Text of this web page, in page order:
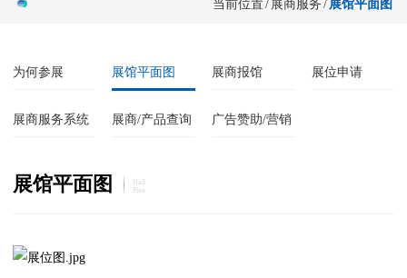
当前位置/ 展商服务 /展馆平面图
为何参展 展馆平面图 展商报馆 展位申请
展商服务系统 展商/产品查询 广告赞助/营销
展馆平面图
Hall
Plan